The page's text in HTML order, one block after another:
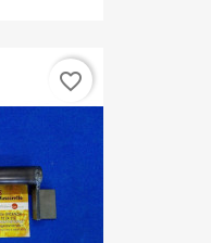
favorite_border